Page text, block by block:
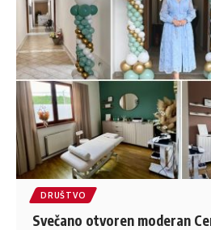
DRUŠTVO
Svečano otvoren moderan